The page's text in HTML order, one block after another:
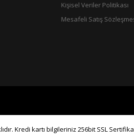
Kişisel Veriler Politikası
Mesafeli Satış
Kredi kartı bilgileriniz 256bit SSL